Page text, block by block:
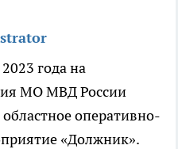
года на
МО МВД России
оперативно-
«Должник».